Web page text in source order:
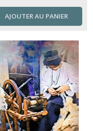
AJOUTER AU PANIER